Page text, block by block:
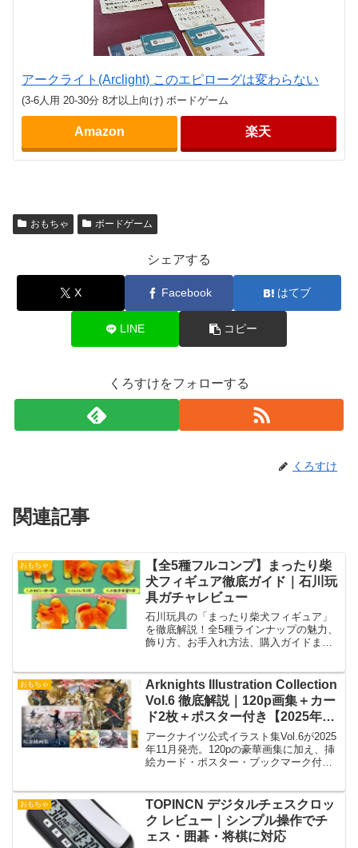
アークライト(Arclight) このエピローグは変わらない
(3-6人用 20-30分 8才以上向け) ボードゲーム
Amazon 楽天
おもちゃ ボードゲーム
シェアする
X Facebook はてブ
LINE コピー
くろすけをフォローする
くろすけ
関連記事
おもちゃ
【全5種フルコンプ】まったり柴
犬フィギュア徹底ガイド｜石川玩
具ガチャレビュー
石川玩具の「まったり柴犬フィギュア」
を徹底解説！全5種ラインナップの魅力、
飾り方、お手入れ方法、購入ガイドまで
おもちゃ
Arknights Illustration Collection
Vol.6 徹底解説｜120p画集＋カー
ド2枚＋ポスター付き【2025年11
月発売】
アークナイツ公式イラスト集Vol.6が2025
年11月発売。120pの豪華画集に加え、挿
絵カード・ポスター・ブックマーク付
おもちゃ
TOPINCN デジタルチェスクロッ
ク レビュー｜シンプル操作でチ
ェス・囲碁・将棋に対応